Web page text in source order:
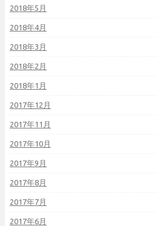
2018年5月
2018年4月
2018年3月
2018年2月
2018年1月
2017年12月
2017年11月
2017年10月
2017年9月
2017年8月
2017年7月
2017年6月